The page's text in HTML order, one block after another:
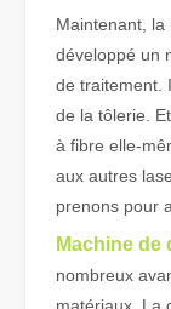
La découpe
Maintenant, la
développé un
de traitement.
de la tôlerie.
à fibre elle-
aux autres
prenons pour
Machine de
nombreux